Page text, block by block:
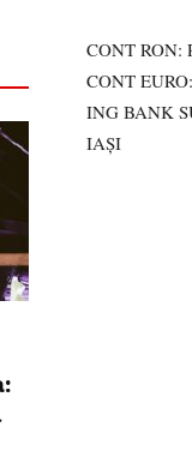
CONT RON:
CONT
ING BANK
IAȘI